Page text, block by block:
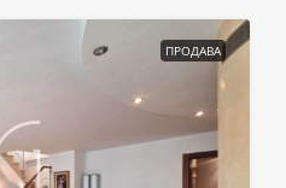
ПРОДАВА